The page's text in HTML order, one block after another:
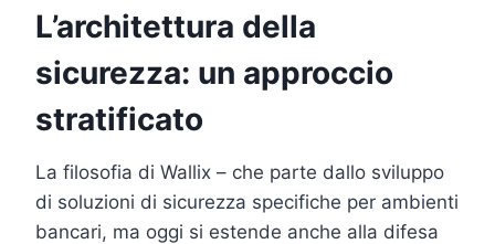
L’architettura della
sicurezza: un approccio
stratificato
La filosofia di Wallix – che parte dallo sviluppo
di soluzioni di sicurezza specifiche per ambienti
bancari, ma oggi si estende anche alla difesa